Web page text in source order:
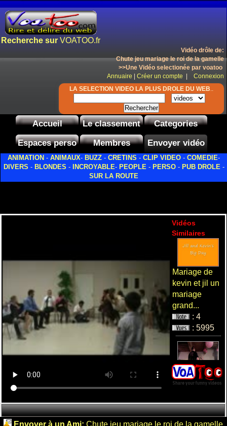
Recherche sur VOATOO.fr
Vidéo drôle de:
Chute jeu mariage le roi de la gamelle
>>Une Vidéo selectionée par voatoo
Annuaire
Créer un compte
Connexion
LA SELECTION VIDEO LA PLUS DROLE DU WEB..
Accueil Le classement
Categories
Espaces perso
Membres Envoyer vidéo
ANIMATION - ANIMAUX- BUZZ - CRETINS - CLIP VIDEO - COMEDIE-
DIVERS - BLONDES -INCROYABLE- PEOPLE- PERSO-PUB DROLE -
SUR LA ROUTE
Vidéos
Similaires
Mariage de
kevin et jil un
mariage
grand...
: 4
: 5995
chute drole
arros...
: 0
Envoyer à un Ami: Chute jeu mariage le roi de la gamelle